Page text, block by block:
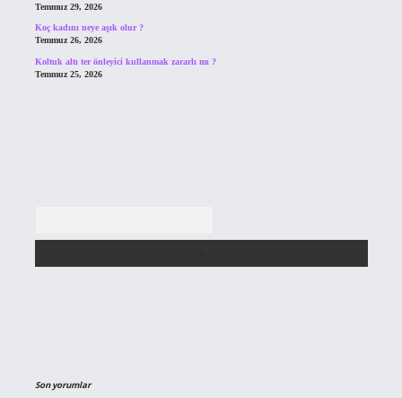
Temmuz 29, 2026
Koç kadını neye aşık olur ?
Temmuz 26, 2026
Koltuk altı ter önleyici kullanmak zararlı mı ?
Temmuz 25, 2026
Son yorumlar